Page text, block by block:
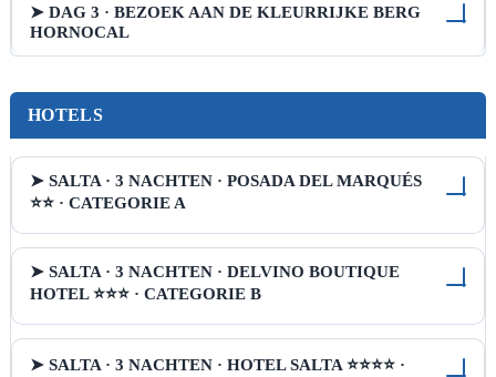
➤ DAG 3 · BEZOEK AAN DE KLEURRIJKE BERG
HORNOCAL
HOTELS
➤ SALTA · 3 NACHTEN · POSADA DEL MARQUÉS
⭐⭐ · CATEGORIE A
➤ SALTA · 3 NACHTEN · DELVINO BOUTIQUE
HOTEL ⭐⭐⭐ · CATEGORIE B
➤ SALTA · 3 NACHTEN · HOTEL SALTA ⭐⭐⭐⭐ ·